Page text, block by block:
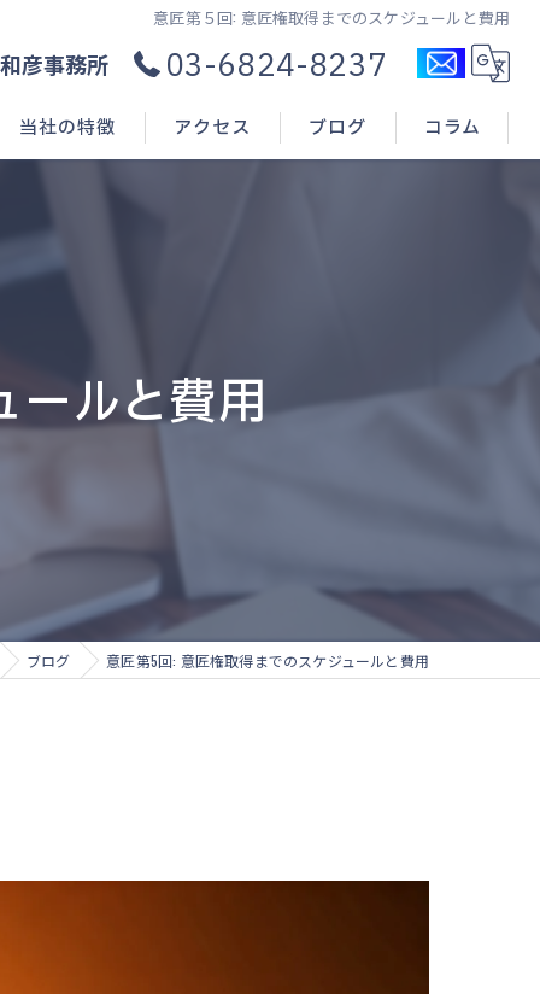
意匠第５回: 意匠権取得までのスケジュールと費用
彦事務所 03-6824-8237
当社の特徴
新規開業
アクセス ブログ コラム
ールと費用
ブログ 意匠第5回: 意匠権取得までのスケジュールと費用